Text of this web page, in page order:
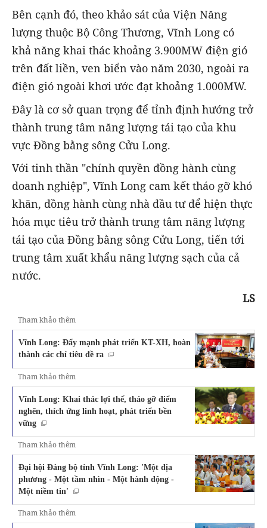
Bên cạnh đó, theo khảo sát của Viện Năng
lượng thuộc Bộ Công Thương, Vĩnh Long có
khả năng khai thác khoảng 3.900MW điện gió
trên đất liền, ven biển vào năm 2030, ngoài ra
điện gió ngoài khơi ước đạt khoảng 1.000MW.
Đây là cơ sở quan trọng để tỉnh định hướng trở
thành trung tâm năng lượng tái tạo của khu
vực Đồng bằng sông Cửu Long.
Với tinh thần "chính quyền đồng hành cùng
doanh nghiệp", Vĩnh Long cam kết tháo gỡ khó
khăn, đồng hành cùng nhà đầu tư để hiện thực
hóa mục tiêu trở thành trung tâm năng lượng
tái tạo của Đồng bằng sông Cửu Long, tiến tới
trung tâm xuất khẩu năng lượng sạch của cả
nước.
LS
Tham khảo thêm
Vĩnh Long: Đẩy mạnh phát triển KT-XH, hoàn
thành các chỉ tiêu đề ra
Tham khảo thêm
Vĩnh Long: Khai thác lợi thế, tháo gỡ điểm
nghẽn, thích ứng linh hoạt, phát triển bền
vững
Tham khảo thêm
Đại hội Đảng bộ tỉnh Vĩnh Long: 'Một địa
phương - Một tầm nhìn - Một hành động -
Một niềm tin'
Tham khảo thêm